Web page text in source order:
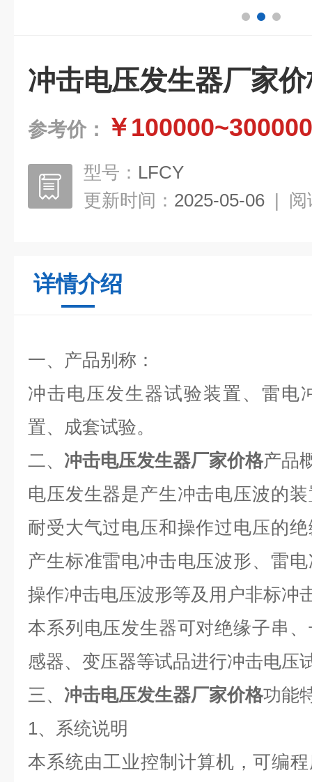
冲击电压发生器厂家
参考价： ￥100000~300000
型号： LFCY
更新时间： 2025-05-06 | 阅
详情介绍
一、产品别称：
冲击电压发生器试验装置、雷电
置、成套试验。
二、 冲击电压发生器厂家价格产品
电压发生器是产生冲击电压波的
耐受大气过电压和操作过电压的
产生标准雷电冲击电压波形、雷
操作冲击电压波形等及用户非标冲
本系列电压发生器可对绝缘子串
感器、变压器等试品进行冲击电压
三、 冲击电压发生器厂家价格功能
1、系统说明
本系统由工业控制计算机，可编